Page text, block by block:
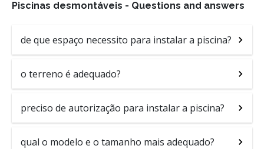
Piscinas desmontáveis - Questions and answers
de que espaço necessito para instalar a piscina?
o terreno é adequado?
preciso de autorização para instalar a piscina?
qual o modelo e o tamanho mais adequado?